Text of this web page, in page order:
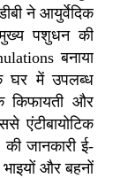
ने आयुर्वेदिक
पशुधन की
बनाया
घर में उपलब्ध
किफायती और
एंटीबायोटिक
की जानकारी ई-
और बहनों